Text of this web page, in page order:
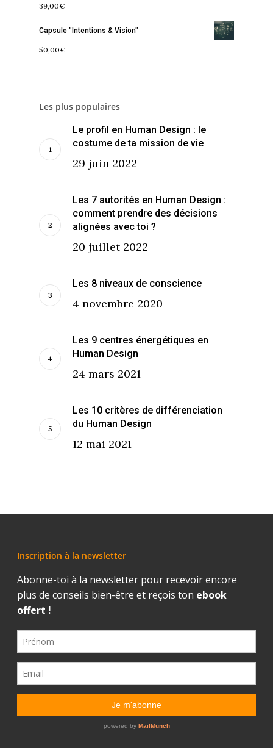
39,00€
Capsule "Intentions & Vision"
50,00€
Les plus populaires
Le profil en Human Design : le
costume de ta mission de vie
29 juin 2022
Les 7 autorités en Human Design :
comment prendre des décisions
alignées avec toi ?
20 juillet 2022
Les 8 niveaux de conscience
4 novembre 2020
Les 9 centres énergétiques en
Human Design
24 mars 2021
Les 10 critères de différenciation
du Human Design
12 mai 2021
Inscription à la newsletter